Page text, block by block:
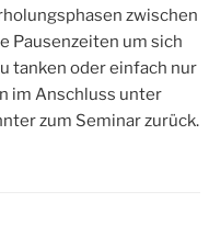
zwischen
Pausenzeiten um sich
tanken oder einfach nur
im Anschluss unter
zum Seminar zurück.